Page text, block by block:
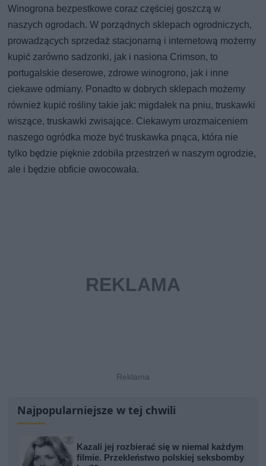
Winogrona bezpestkowe coraz częściej goszczą w
naszych ogrodach. W porządnych sklepach ogrodniczych,
prowadzących sprzedaż stacjonarną i internetową możemy
kupić zarówno sadzonki, jak i nasiona Crimson, to
portugalskie deserowe, zdrowe winogrono, jak i inne
ciekawe odmiany. Ponadto w dobrych sklepach możemy
również kupić rośliny takie jak: migdałek na pniu, truskawki
wiszące, truskawki zwisające. Ciekawym urozmaiceniem
naszego ogródka może być truskawka pnąca, która nie
tylko będzie pięknie zdobiła przestrzeń w naszym ogrodzie,
ale i będzie obficie owocowała.
Najpopularniejsze w tej chwili
Kazali jej rozbierać się w niemal każdym
filmie. Przekleństwo polskiej seksbomby